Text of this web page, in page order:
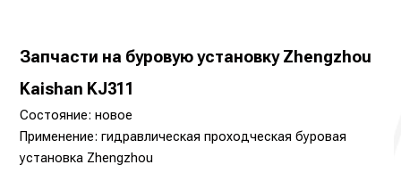
Запчасти на буровую установку Zhengzhou
Kaishan KJ311
Состояние: новое
Применение: гидравлическая проходческая буровая
установка Zhengzhou